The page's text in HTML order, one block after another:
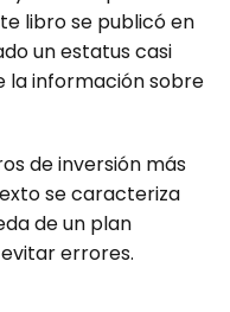
libro se publicó en
un estatus casi
la información sobre
de inversión más
se caracteriza
de un plan
errores.